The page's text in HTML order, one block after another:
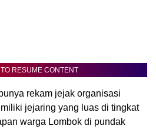
RESUME CONTENT
rekam jejak organisasi
jejaring yang luas di tingkat
warga Lombok di pundak